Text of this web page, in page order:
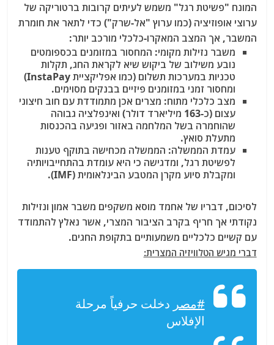
המונח "פשיטת רגל" משמש לעיתים קרובות ברטוריקה של
ערוצי אופוזיציה (כמו ערוץ "אל-שרק") כדי לתאר את חומרת
המשבר, אך המצב המאקרו-כלכלי מורכב יותר:
משבר נזילות מקומי: המחסור במזומנים בכספומטים
נובע משילוב של ביקוש שיא לקראת החג, תקלות
טכניות במערכות תשלום (כמו אפליקציית InstaPay)
ומחסור זמני במזומנים פיזיים בבנקים מסוימים.
מצב כלכלי מתוח: מצרים אכן מתמודדת עם חוב חיצוני
עצום (כ-163 מיליארד דולר) ואינפלציה גבוהה
שהוחמרה בשל המלחמה באזור ופגיעה בהכנסות
מתעלת סואץ.
עמדת הממשלה: הממשלה מכחישה בתוקף טענות
לפשיטת רגל, ומדגישה כי היא עומדת בהתחייבויותיה
ומקבלת סיוע מקרן המטבע הבינלאומית (IMF).
לסיכום, דבריו של אחמד מוסא משקפים משבר אמון ונזילות
נקודתי אך חריף בקרב הציבור המצרי, אשר נאלץ להתמודד
עם קשיים כלכליים משמעותיים בתקופת החגים.
דברי מגיש הטלוויזיה המצרית:
#مصر دخلت حرفياً مرحلة
الإفلاس